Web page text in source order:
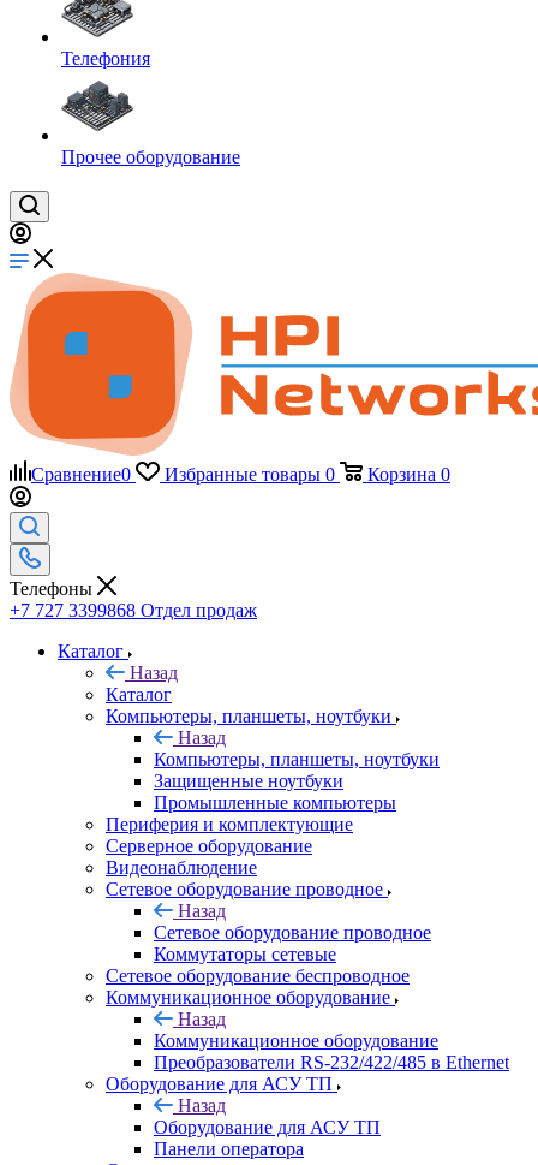
Телефония
Прочее оборудование
Сравнение0 Избранные товары 0 Корзина 0
Телефоны
+7 727 3399868 Отдел продаж
Каталог
Назад
Каталог
Компьютеры, планшеты, ноутбуки
Назад
Компьютеры, планшеты, ноутбуки
Защищенные ноутбуки
Промышленные компьютеры
Периферия и комплектующие
Серверное оборудование
Видеонаблюдение
Сетевое оборудование проводное
Назад
Сетевое оборудование проводное
Коммутаторы сетевые
Сетевое оборудование беспроводное
Коммуникационное оборудование
Назад
Коммуникационное оборудование
Преобразователи RS-232/422/485 в Ethernet
Оборудование для АСУ ТП
Назад
Оборудование для АСУ ТП
Панели оператора